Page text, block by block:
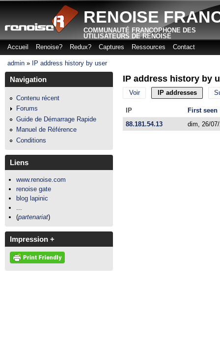
RENOISE
COMMUNAUTÉ FRANCOPHONE DES
UTILISATEURS DE RENOISE
Menu principal
Accueil Renoise? Redux? Captures Ressources Contact
Vous êtes ici
admin » IP address history by user
IP address history by
Onglets principaux
Voir IP addresses(onglet
IP
First seen
88.181.54.13
dim, 26/
Navigation
Contenu récent
Forums
Guide de Démarrage Rapide
Manuel de Référence
Conditions
Liens
www.renoise.com
renoise gate
blog lapinic
(partenariat)
Impression +